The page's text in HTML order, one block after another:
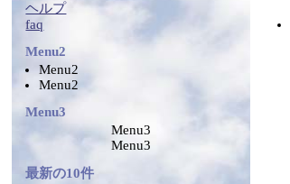
ヘルプ
faq
Menu2
Menu2
Menu2
Menu3
Menu3
Menu3
最新の10件